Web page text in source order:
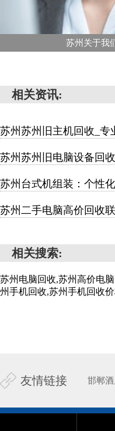
苏州关于我
相关资讯:
苏州苏州旧主机回收_
苏州苏州旧电脑设备回
苏州台式机组装：个性
苏州二手电脑高价回收
相关搜索:
苏州电脑回收,苏州高价电
州手机回收,苏州手机回收
友情链接 邯郸